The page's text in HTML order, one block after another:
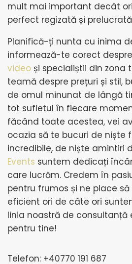
mult mai important decât
perfect regizată și
Planifică-ți nunta cu inima
informează-te corect despre
video și specialiștii din zona
teamă despre prețuri și stil,
de omul minunat de lângă
tot sufletul în fiecare
făcând toate acestea, vei
ocazia să te bucuri de niște
incredibile, de niște amintiri
Events suntem dedicați
care lucrăm. Credem în
pentru frumos și ne place
eficient ori de câte ori
linia noastră de consultanță
pentru tine!
Telefon: +40770 191 687